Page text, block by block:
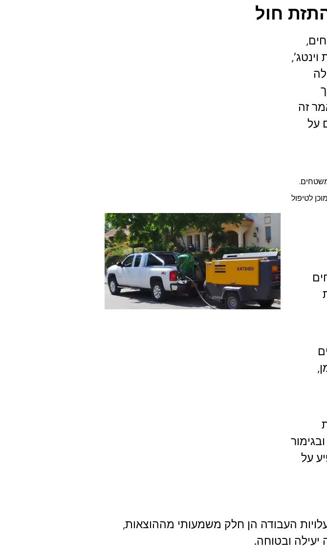
חול
זה
על
לטיפול
על
העבודה הן חלק משמעותי מההוצאות,
ובטוחה.